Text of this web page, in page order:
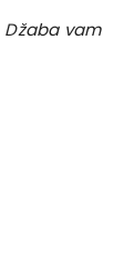
Džaba vam